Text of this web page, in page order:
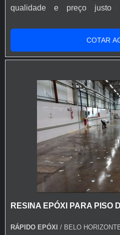
qualidade e preço justo
CONCRETOQuem está à
de concreto em uma
Rápido Epóxi. A empresa
epóxi autonivelante
COTAR
RESINA EPÓXI PARA PISO
RÁPIDO EPÓXI / BELO